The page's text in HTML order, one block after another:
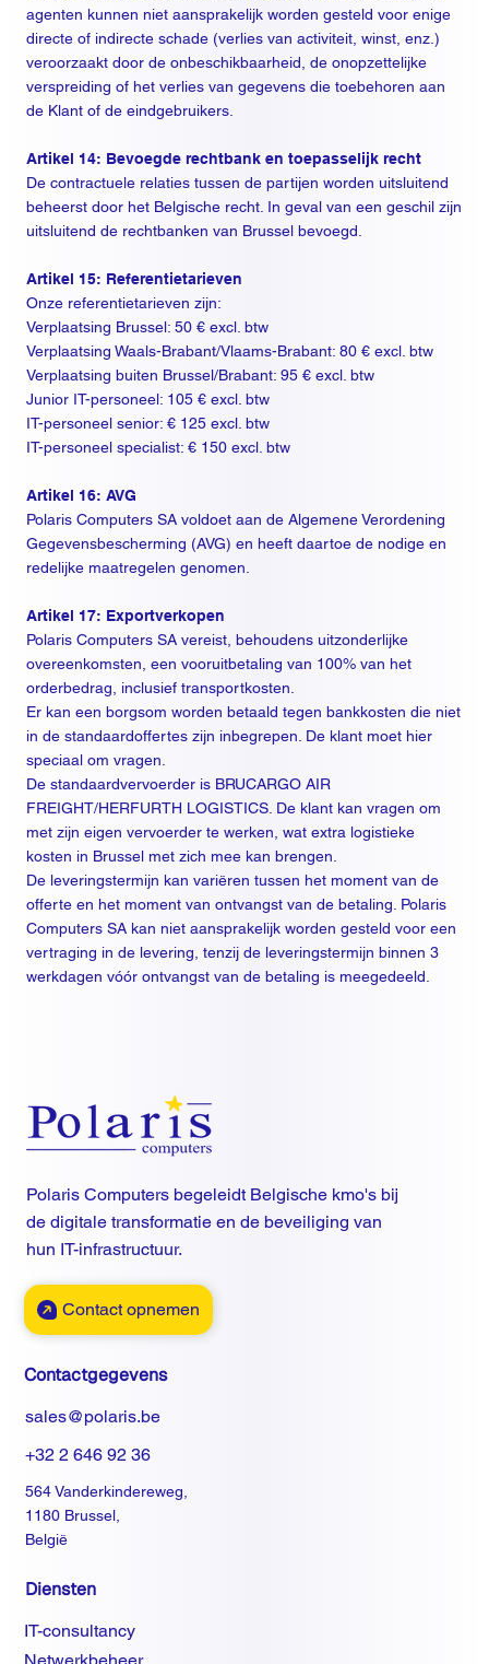
agenten kunnen niet aansprakelijk worden gesteld voor enige
directe of indirecte schade (verlies van activiteit, winst, enz.)
veroorzaakt door de onbeschikbaarheid, de onopzettelijke
verspreiding of het verlies van gegevens die toebehoren aan
de Klant of de eindgebruikers.
Artikel 14: Bevoegde rechtbank en toepasselijk recht
De contractuele relaties tussen de partijen worden uitsluitend
beheerst door het Belgische recht. In geval van een geschil zijn
uitsluitend de rechtbanken van Brussel bevoegd.
Artikel 15: Referentietarieven
Onze referentietarieven zijn:
Verplaatsing Brussel: 50 € excl. btw
Verplaatsing Waals-Brabant/Vlaams-Brabant: 80 € excl. btw
Verplaatsing buiten Brussel/Brabant: 95 € excl. btw
Junior IT-personeel: 105 € excl. btw
IT-personeel senior: € 125 excl. btw
IT-personeel specialist: € 150 excl. btw
Artikel 16: AVG
Polaris Computers SA voldoet aan de Algemene Verordening
Gegevensbescherming (AVG) en heeft daartoe de nodige en
redelijke maatregelen genomen.
Artikel 17: Exportverkopen
Polaris Computers SA vereist, behoudens uitzonderlijke
overeenkomsten, een vooruitbetaling van 100% van het
orderbedrag, inclusief transportkosten.
Er kan een borgsom worden betaald tegen bankkosten die niet
in de standaardoffertes zijn inbegrepen. De klant moet hier
speciaal om vragen.
De standaardvervoerder is BRUCARGO AIR
FREIGHT/HERFURTH LOGISTICS. De klant kan vragen om
met zijn eigen vervoerder te werken, wat extra logistieke
kosten in Brussel met zich mee kan brengen.
De leveringstermijn kan variëren tussen het moment van de
offerte en het moment van ontvangst van de betaling. Polaris
Computers SA kan niet aansprakelijk worden gesteld voor een
vertraging in de levering, tenzij de leveringstermijn binnen 3
werkdagen vóór ontvangst van de betaling is meegedeeld.
Polaris Computers begeleidt Belgische kmo's bij
de digitale transformatie en de beveiliging van
hun IT-infrastructuur.
Contact opnemen
Contactgegevens
sales@polaris.be
+32 2 646 92 36
564 Vanderkindereweg,
1180 Brussel,
België
Diensten
IT-consultancy